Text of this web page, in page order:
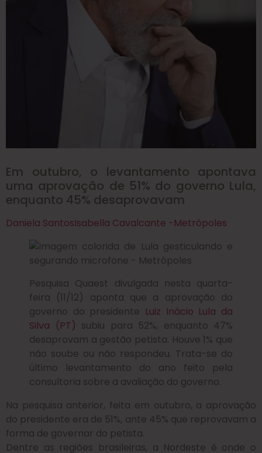
Em outubro, o levantamento apontava
uma aprovação de 51% do governo Lula,
enquanto 45% desaprovavam
Daniela SantosIsabella Cavalcante -Metrópoles
Pesquisa Quaest divulgada nesta quarta-
feira (11/12) aponta que a aprovação do
governo do presidente Luiz Inácio Lula da
Silva (PT) subiu para 52%, enquanto 47%
desaprovam a gestão petista. Houve 1% que
não soube ou não respondeu. Trata-se do
último levantamento do ano feito pela
consultoria sobre a avaliação do governo.
Na pesquisa anterior, feita em outubro, a aprovação
do presidente era de 51%, ante 45% que reprovavam a
forma de governar do petista.
Dentre as regiões brasileiras, a Nordeste é onde o